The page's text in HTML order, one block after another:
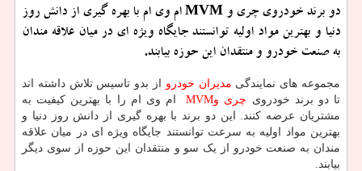
دو برند خودروی چری و MVM ام وی ام با بهره گیری از دانش روز
دنیا و بهترین مواد اولیه توانستند جایگاه ویژه ای در میان علاقه مندان
به صنعت خودرو و منتقدان این حوزه بیابند.
مجموعه های نمایندگی مدیران خودرو از بدو تاسیس تلاش داشته اند
تا دو برند خودروی چری وMVM
ام وی ام را با بهترین کیفیت به
مشتریان عرضه کنند. این دو برند با بهره گیری از دانش روز دنیا و
بهترین مواد اولیه به سرعت توانستند جایگاه ویژه ای در میان علاقه
مندان به صنعت خودرو از یک سو و منتقدان این حوزه از سوی دیگر
بیابند.